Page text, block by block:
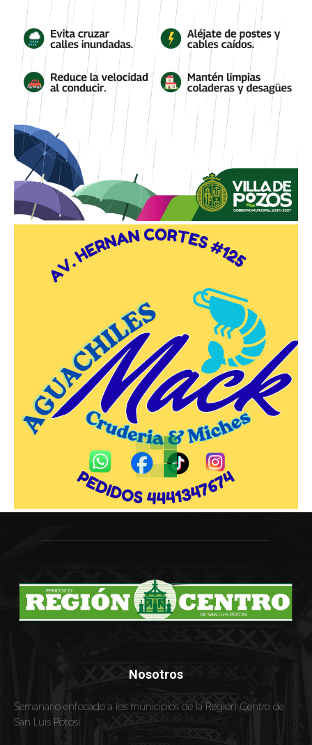
Nosotros
Semanario enfocado a los municipios de la Región Centro de
San Luis Potosí